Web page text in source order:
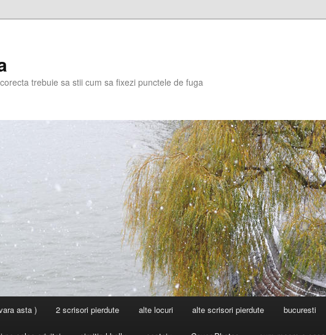
trebuie sa stii cum sa fixezi punctele de fuga
asta ) 2 scrisori pierdute alte locuri alte scrisori pierdute bucuresti